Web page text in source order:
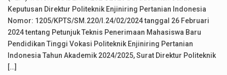
Keputusan Direktur Politeknik Enjiniring Pertanian Indonesia
Nomor: 1205/KPTS/SM.220/I.24/02/2024 tanggal 26 Februari
2024 tentang Petunjuk Teknis Penerimaan Mahasiswa Baru
Pendidikan Tinggi Vokasi Politeknik Enjiniring Pertanian
Indonesia Tahun Akademik 2024/2025, Surat Direktur Politeknik
[…]